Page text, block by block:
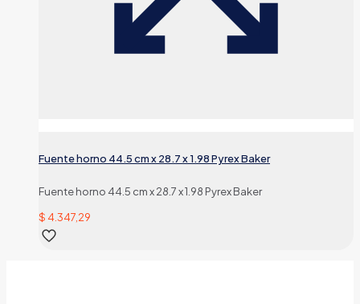
Fuente horno 44.5 cm x 28.7 x 1.98 Pyrex Baker
Fuente horno 44.5 cm x 28.7 x 1.98 Pyrex Baker
$ 4.347,29